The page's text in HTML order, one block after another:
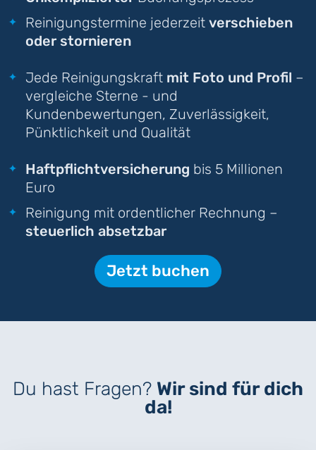
Reinigungstermine jederzeit verschieben
oder stornieren
Jede Reinigungskraft mit Foto und Profil –
vergleiche Sterne - und
Kundenbewertungen, Zuverlässigkeit,
Pünktlichkeit und Qualität
Haftpflichtversicherung bis 5 Millionen
Euro
Reinigung mit ordentlicher Rechnung –
steuerlich absetzbar
Jetzt buchen
Du hast Fragen? Wir sind für dich
da!